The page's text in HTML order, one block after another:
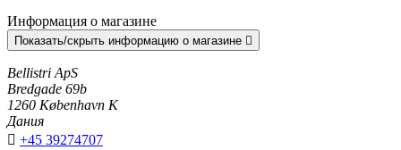
Информация о магазине
Показать/скрыть информацию о магазине 
Bellistri ApS
Bredgade 69b
1260 København K
Дания
 +45 39274707